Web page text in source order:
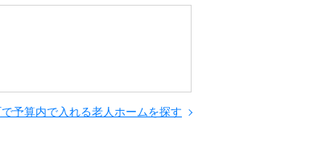
予算内で入れる老人ホームを探す